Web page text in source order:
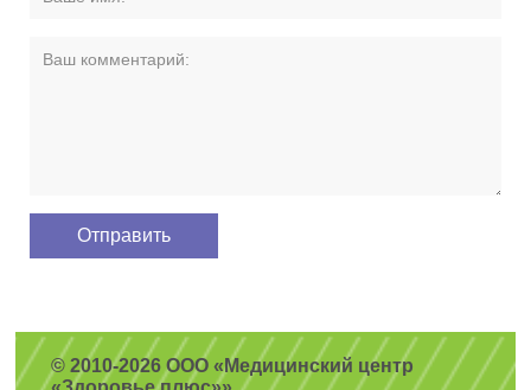
© 2010-2026 ООО «Медицинский центр